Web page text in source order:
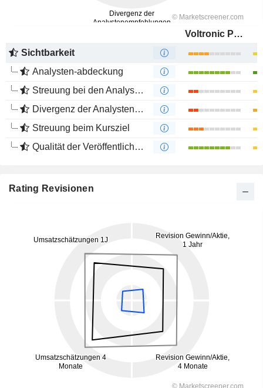
Voltronic Power Technology Corp.
Sichtbarkeit
Analysten-abdeckung
Streuung bei den Analystenmeinungen
Divergenz der Analystenempfehlungen
Streuung beim Kursziel
Qualität der Veröffentlichungen
Rating Revisionen